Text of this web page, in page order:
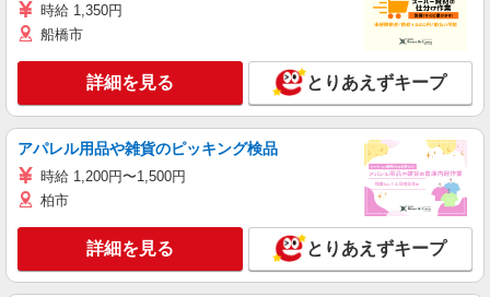
時給 1,350円
船橋市
詳細を見る とりあえずキープ
アパレル用品や雑貨のピッキング検品
時給 1,200円〜1,500円
柏市
詳細を見る とりあえずキープ